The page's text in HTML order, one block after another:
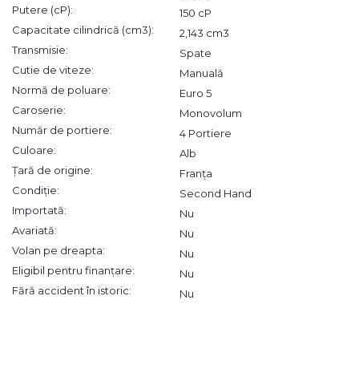
Putere (cP):
150 cP
Capacitate cilindrică (cm3):
2,143 cm3
Transmisie:
Spate
Cutie de viteze:
Manuală
Normă de poluare:
Euro 5
Caroserie:
Monovolum
Număr de portiere:
4 Portiere
Culoare:
Alb
Țară de origine:
Franța
Condiție:
Second Hand
Importată:
Nu
Avariată:
Nu
Volan pe dreapta:
Nu
Eligibil pentru finanțare:
Nu
Fără accident în istoric:
Nu